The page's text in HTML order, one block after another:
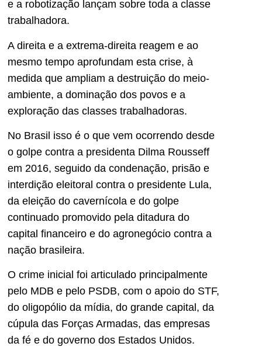
e a robotização lançam sobre toda a classe
trabalhadora.
A direita e a extrema-direita reagem e ao
mesmo tempo aprofundam esta crise, à
medida que ampliam a destruição do meio-
ambiente, a dominação dos povos e a
exploração das classes trabalhadoras.
No Brasil isso é o que vem ocorrendo desde
o golpe contra a presidenta Dilma Rousseff
em 2016, seguido da condenação, prisão e
interdição eleitoral contra o presidente Lula,
da eleição do cavernícola e do golpe
continuado promovido pela ditadura do
capital financeiro e do agronegócio contra a
nação brasileira.
O crime inicial foi articulado principalmente
pelo MDB e pelo PSDB, com o apoio do STF,
do oligopólio da mídia, do grande capital, da
cúpula das Forças Armadas, das empresas
da fé e do governo dos Estados Unidos.